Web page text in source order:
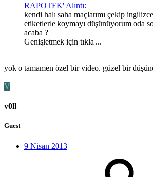
RAPOTEK' Alıntı:
kendi halı saha maçlarımı çekip
etiketlerle koymayı düşünüyorum oda
acaba ?
Genişletmek için tıkla ...
yok o tamamen özel bir video. güzel bir
V
v0ll
Guest
9 Nisan 2013